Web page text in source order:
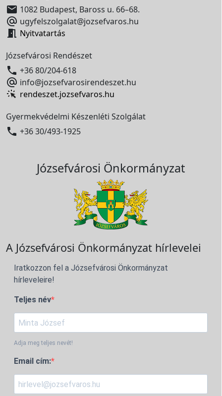
 1082 Budapest, Baross u. 66–68.
 ugyfelszolgalat@jozsefvaros.hu
 Nyitvatartás
Józsefvárosi Rendészet
 +36 80/204-618
 info@jozsefvarosirendeszet.hu
rendeszet.jozsefvaros.hu
Gyermekvédelmi Készenléti Szolgálat
 +36 30/493-1925
Józsefvárosi Önkormányzat
A Józsefvárosi Önkormányzat hírlevelei
Iratkozzon fel a Józsefvárosi Önkormányzat
hírleveleire!
Teljes név
Adja meg teljes nevét!
Email cím: